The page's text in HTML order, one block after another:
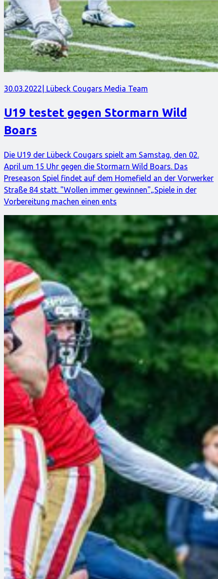
30.03.2022 | Lübeck Cougars Media Team
U19 testet gegen Stormarn Wild
Boars
Die U19 der Lübeck Cougars spielt am Samstag, den 02.
April um 15 Uhr gegen die Stormarn Wild Boars. Das
Preseason Spiel findet auf dem Homefield an der Vorwerker
Straße 84 statt. "Wollen immer gewinnen"„Spiele in der
Vorbereitung machen einen ents